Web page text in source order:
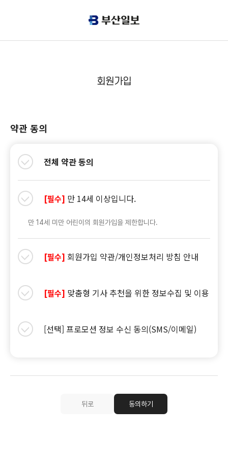
회원가입
약관 동의
전체 약관 동의
[필수] 만 14세 이상입니다.
만 14세 미만 어린이의 회원가입을 제한합니다.
[필수] 회원가입 약관/개인정보처리 방침 안내
[필수] 맞춤형 기사 추천을 위한 정보수집 및 이용
[선택] 프로모션 정보 수신 동의(SMS/이메일)
뒤로